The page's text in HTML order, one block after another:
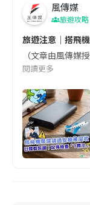
風傳媒
旅遊攻略
旅遊注意｜搭飛
（文章由風傳
閱讀更多